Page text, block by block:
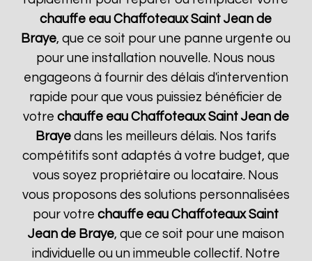
chauffe eau Chaffoteaux Saint Jean de
Braye, que ce soit pour une panne urgente ou
pour une installation nouvelle. Nous nous
engageons à fournir des délais d'intervention
rapide pour que vous puissiez bénéficier de
votre chauffe eau Chaffoteaux Saint Jean de
Brayedans les meilleurs délais. Nos tarifs
compétitifs sont adaptés à votre budget, que
vous soyez propriétaire ou locataire. Nous
vous proposons des solutions personnalisées
pour votrechauffe eau Chaffoteaux Saint
Jean de Braye, que ce soit pour une maison
individuelle ou un immeuble collectif. Notre